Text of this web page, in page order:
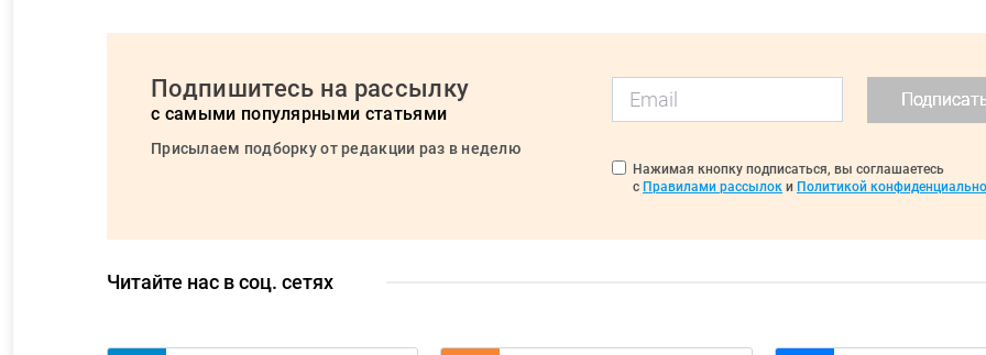
Подпишитесь на рассылку
с самыми популярными статьями
Присылаем подборку от редакции раз в неделю
Нажимая кнопку подписаться, вы соглашаетесь
с Правилами рассылок и Политикой
Читайте нас в соц. сетях